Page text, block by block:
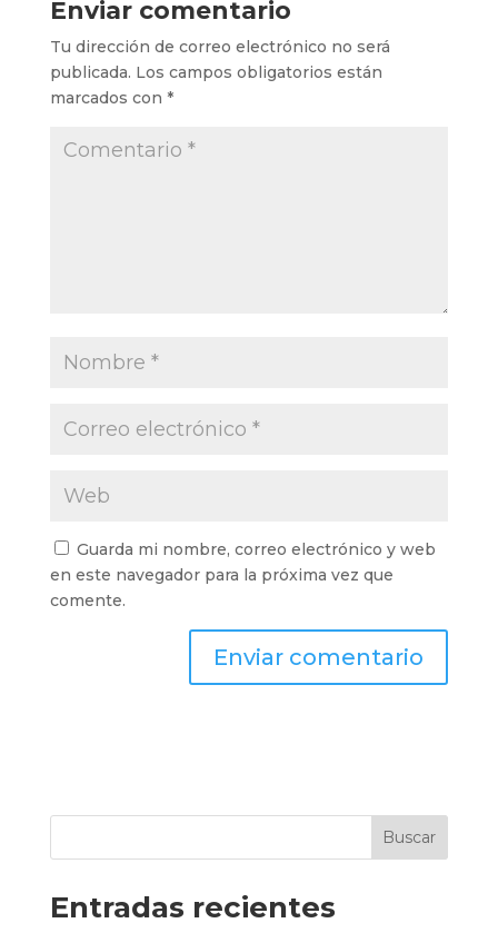
Enviar comentario
Tu dirección de correo electrónico no será
publicada. Los campos obligatorios están
marcados con *
Guarda mi nombre, correo electrónico y web
en este navegador para la próxima vez que
comente.
Buscar
Entradas recientes